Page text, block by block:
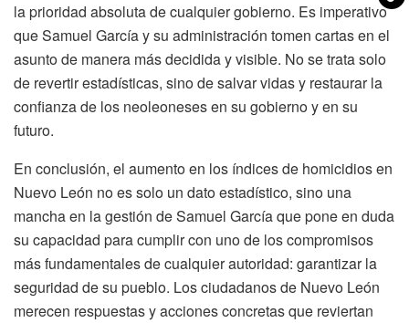
la prioridad absoluta de cualquier gobierno. Es imperativo
que Samuel García y su administración tomen cartas en el
asunto de manera más decidida y visible. No se trata solo
de revertir estadísticas, sino de salvar vidas y restaurar la
confianza de los neoleoneses en su gobierno y en su
futuro.
En conclusión, el aumento en los índices de homicidios en
Nuevo León no es solo un dato estadístico, sino una
mancha en la gestión de Samuel García que pone en duda
su capacidad para cumplir con uno de los compromisos
más fundamentales de cualquier autoridad: garantizar la
seguridad de su pueblo. Los ciudadanos de Nuevo León
merecen respuestas y acciones concretas que reviertan